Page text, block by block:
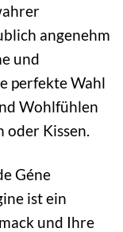
angenehm
und
perfekte Wahl
Wohlfühlen
oder Kissen.
Géne
ist ein
und Ihre